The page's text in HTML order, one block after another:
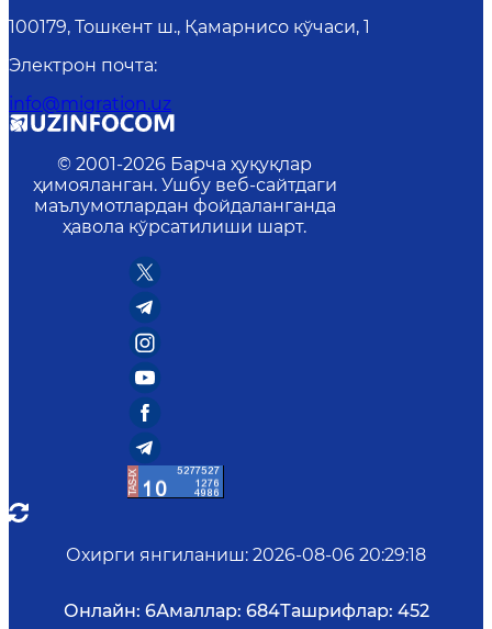
100179, Тошкент ш., Қамарнисо кўчаси, 1
Электрон почта:
info@migration.uz
© 2001-2026 Барча ҳуқуқлар
ҳимояланган. Ушбу веб-сайтдаги
маълумотлардан фойдаланганда
ҳавола кўрсатилиши шарт.
Охирги янгиланиш: 2026-08-06 20:29:18
Онлайн: 6Амаллар: 684Ташрифлар: 452